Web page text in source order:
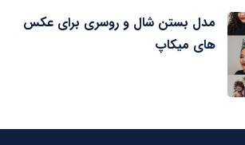
مدل بستن شال و روسری برای عکس
های میکاپ